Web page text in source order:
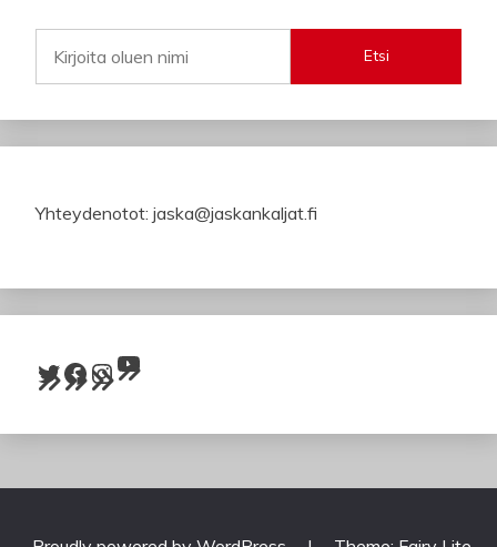
Etsi
Yhteydenotot: jaska@jaskankaljat.fi
Twitter Facebook InstagramYouTube